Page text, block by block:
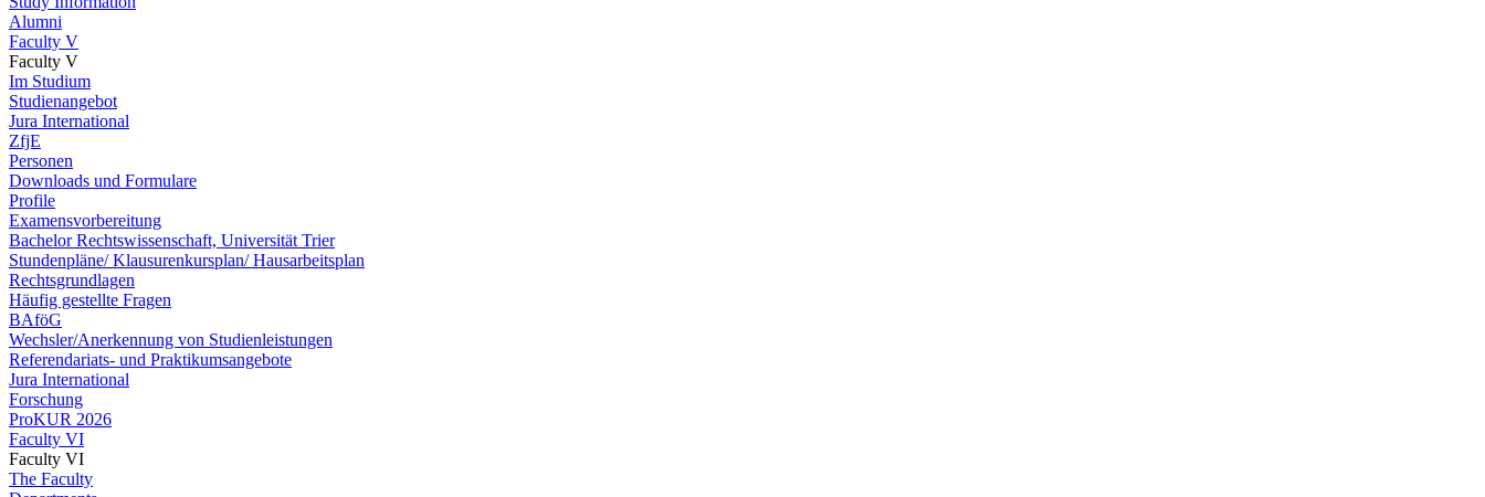
Alumni
Faculty V
Faculty V
Im Studium
Studienangebot
Jura International
ZfjE
Personen
Downloads und Formulare
Profile
Examensvorbereitung
Bachelor Rechtswissenschaft, Universität Trier
Stundenpläne/ Klausurenkursplan/ Hausarbeitsplan
Rechtsgrundlagen
Häufig gestellte Fragen
BAföG
Wechsler/Anerkennung von Studienleistungen
Referendariats- und Praktikumsangebote
Jura International
Forschung
ProKUR 2026
Faculty VI
Faculty VI
The Faculty